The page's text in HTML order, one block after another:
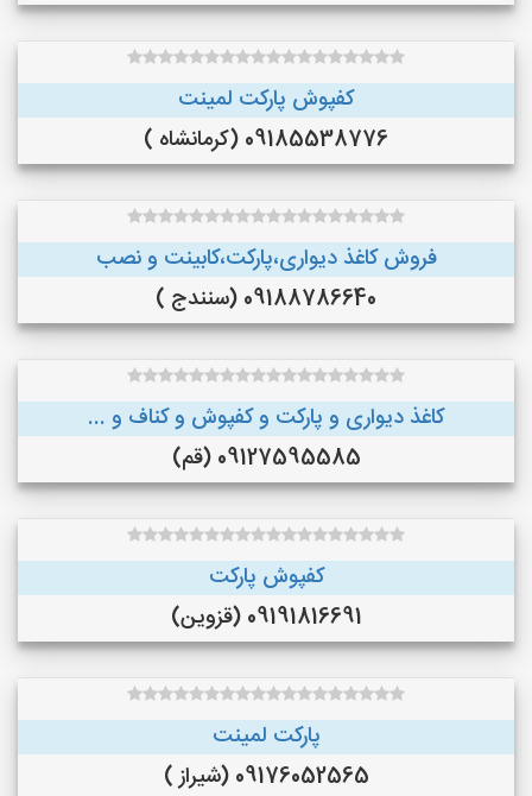
کفپوش پارکت لمینت
09185538776 (کرمانشاه )
فروش کاغذ دیواری،پارکت،کابینت و نصب
09188786640 (سنندج )
کاغذ دیواری و پارکت و کفپوش و کناف و ...
09127595585 (قم)
کفپوش پارکت
09191816691 (قزوین)
پارکت لمینت
09176052565 (شیراز )